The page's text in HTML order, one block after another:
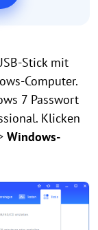
Stick mit
Computer.
7 Passwort
Klicken
Windows-